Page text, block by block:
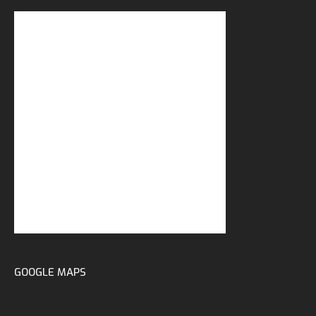
GOOGLE MAPS